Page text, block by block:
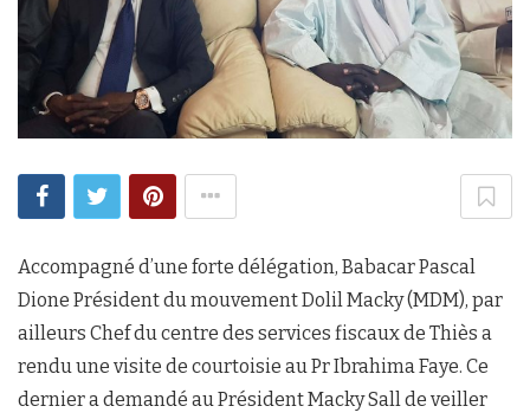
Accompagné d’une forte délégation, Babacar Pascal
Dione Président du mouvement Dolil Macky (MDM), par
ailleurs Chef du centre des services fiscaux de Thiès a
rendu une visite de courtoisie au Pr Ibrahima Faye. Ce
dernier a demandé au Président Macky Sall de veiller